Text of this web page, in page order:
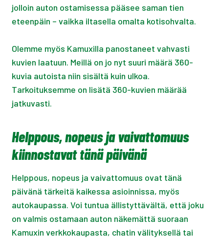
jolloin auton ostamisessa pääsee saman tien
eteenpäin – vaikka iltasella omalta kotisohvalta.
Olemme myös Kamuxilla panostaneet vahvasti
kuvien laatuun. Meillä on jo nyt suuri määrä 360-
kuvia autoista niin sisältä kuin ulkoa.
Tarkoituksemme on lisätä 360-kuvien määrää
jatkuvasti.
Helppous, nopeus ja vaivattomuus
kiinnostavat tänä päivänä
Helppous, nopeus ja vaivattomuus ovat tänä
päivänä tärkeitä kaikessa asioinnissa, myös
autokaupassa. Voi tuntua ällistyttävältä, että joku
on valmis ostamaan auton näkemättä suoraan
Kamuxin verkkokaupasta, chatin välityksellä tai